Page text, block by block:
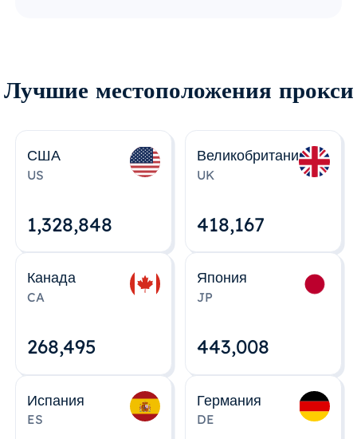
Лучшие местоположения прокси
США
US
1,328,848
Великобритания
UK
418,167
Канада
CA
268,495
Япония
JP
443,008
Испания
ES
Германия
DE